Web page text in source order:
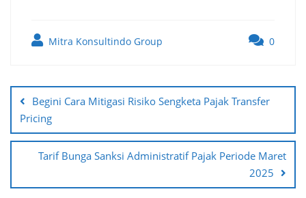
Mitra Konsultindo Group 0
navigation
Begini Cara Mitigasi Risiko Sengketa Pajak Transfer
Pricing
Tarif Bunga Sanksi Administratif Pajak Periode Maret
2025